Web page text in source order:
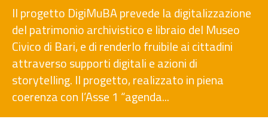
Il progetto DigiMuBA prevede la digitalizzazione
del patrimonio archivistico e libraio del Museo
Civico di Bari, e di renderlo fruibile ai cittadini
attraverso supporti digitali e azioni di
storytelling. Il progetto, realizzato in piena
coerenza con l’Asse 1 “agenda...